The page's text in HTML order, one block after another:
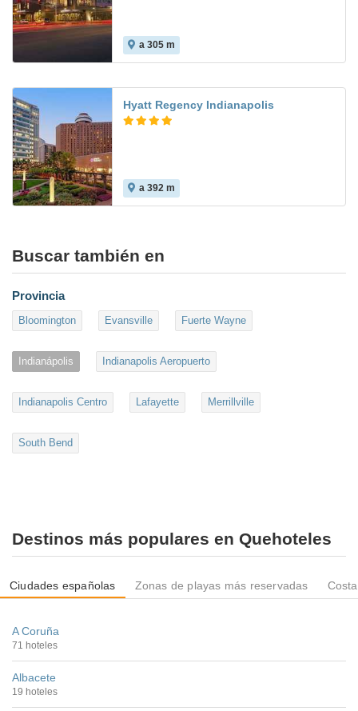
a 305 m
Hyatt Regency Indianapolis
a 392 m
Buscar también en
Provincia
Bloomington Evansville Fuerte Wayne
Indianápolis Indianapolis Aeropuerto
Indianapolis Centro Lafayette Merrillville
South Bend
Destinos más populares en Quehoteles
Ciudades españolas Zonas de playas más reservadas
A Coruña
71 hoteles
Albacete
19 hoteles